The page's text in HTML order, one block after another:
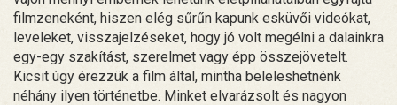
filmzeneként, hiszen elég sűrűn kapunk esküvői videókat,
leveleket, visszajelzéseket, hogy jó volt megélni a dalainkra
egy-egy szakítást, szerelmet vagy épp összejövetelt.
Kicsit úgy érezzük a film által, mintha beleleshetnénk
néhány ilyen történetbe. Minket elvarázsolt és nagyon